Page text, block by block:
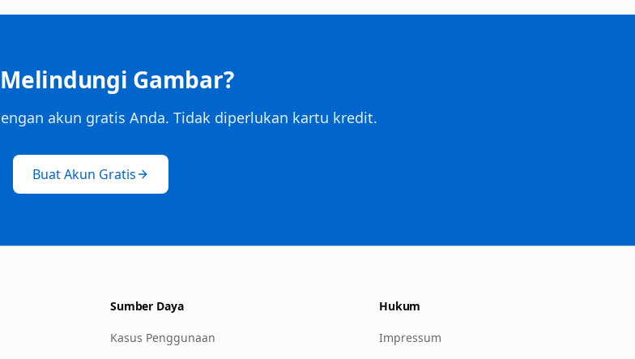
Gambar?
akun gratis Anda. Tidak diperlukan kartu kredit.
Buat Akun Gratis
Sumber Daya
Kasus Penggunaan
Hukum
Impressum